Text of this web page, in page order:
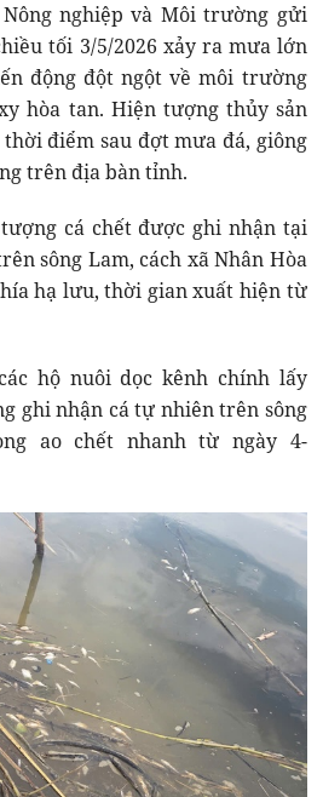
Nông nghiệp và Môi trường gửi
tối 3/5/2026 xảy ra mưa lớn
động đột ngột về môi trường
hòa tan. Hiện tượng thủy sản
điểm sau đợt mưa đá, giông
trên địa bàn tỉnh.
cá chết được ghi nhận tại
sông Lam, cách xã Nhân Hòa
hạ lưu, thời gian xuất hiện từ
hộ nuôi dọc kênh chính lấy
ghi nhận cá tự nhiên trên sông
ao chết nhanh từ ngày 4-